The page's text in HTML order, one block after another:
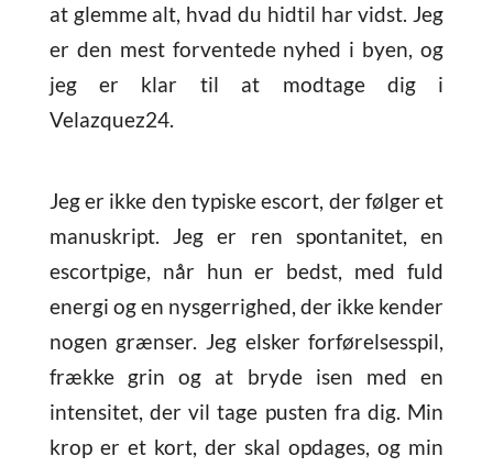
at glemme alt, hvad du hidtil har vidst. Jeg
er den mest forventede nyhed i byen, og
jeg er klar til at modtage dig i
Velazquez24.
Jeg er ikke den typiske escort, der følger et
manuskript. Jeg er ren spontanitet, en
escortpige, når hun er bedst, med fuld
energi og en nysgerrighed, der ikke kender
nogen grænser. Jeg elsker forførelsesspil,
frække grin og at bryde isen med en
intensitet, der vil tage pusten fra dig. Min
krop er et kort, der skal opdages, og min